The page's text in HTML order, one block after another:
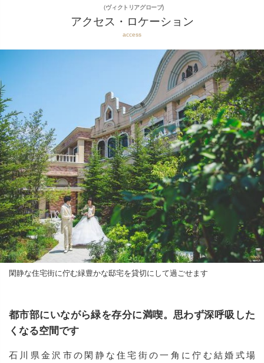
（ヴィクトリアグローブ)
アクセス・ロケーション
access
閑静な住宅街に佇む緑豊かな邸宅を貸切にして過ごせます
都市部にいながら緑を存分に満喫。思わず深呼吸した
くなる空間です
石川県金沢市の閑静な住宅街の一角に佇む結婚式場